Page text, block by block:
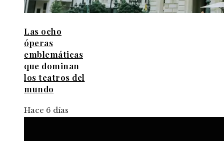
Las ocho
óperas
emblemáticas
que dominan
los teatros del
mundo
Hace 6 días